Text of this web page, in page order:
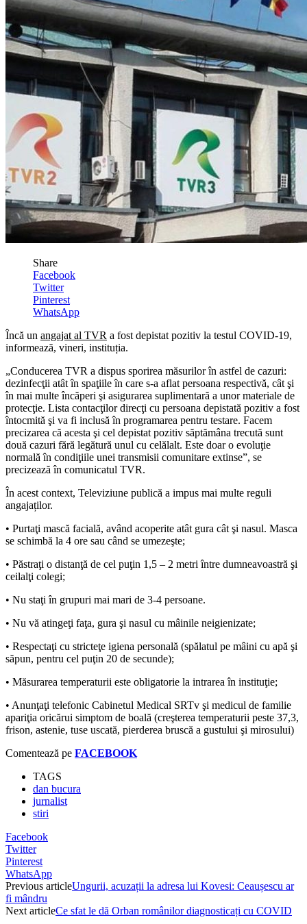
Share
Facebook
Twitter
Pinterest
WhatsApp
Încă un angajat al TVR a fost depistat pozitiv la testul COVID-19,
informează, vineri, instituția.
„Conducerea TVR a dispus sporirea măsurilor în astfel de cazuri:
dezinfecţii atât în spaţiile în care s-a aflat persoana respectivă, cât şi
în mai multe încăperi şi asigurarea suplimentară a unor materiale de
protecţie. Lista contacţilor direcţi cu persoana depistată pozitiv a fost
întocmită şi va fi inclusă în programarea pentru testare. Facem
precizarea că acesta şi cel depistat pozitiv săptămâna trecută sunt
două cazuri fără legătură unul cu celălalt. Este doar o evoluţie
normală în condiţiile unei transmisii comunitare extinse”, se
precizează în comunicatul TVR.
În acest context, Televiziune publică a impus mai multe reguli
angajaților.
• Purtaţi mască facială, având acoperite atât gura cât şi nasul. Masca
se schimbă la 4 ore sau când se umezeşte;
• Păstraţi o distanţă de cel puţin 1,5 – 2 metri între dumneavoastră şi
ceilalţi colegi;
• Nu staţi în grupuri mai mari de 3-4 persoane.
• Nu vă atingeţi faţa, gura şi nasul cu mâinile neigienizate;
• Respectaţi cu stricteţe igiena personală (spălatul pe mâini cu apă şi
săpun, pentru cel puţin 20 de secunde);
• Măsurarea temperaturii este obligatorie la intrarea în instituţie;
• Anunţaţi telefonic Cabinetul Medical SRTv şi medicul de familie
apariţia oricărui simptom de boală (creşterea temperaturii peste 37,3,
frison, astenie, tuse uscată, pierderea bruscă a gustului şi mirosului)
Comentează pe FACEBOOK
TAGS
dan bucura
jurnalist
stiri
Facebook
Twitter
Pinterest
WhatsApp
Previous articleUngurii, acuzații la adresa lui Kovesi: Ceaușescu ar
fi mândru
Next articleCe sfat le dă Orban românilor diagnosticați cu COVID